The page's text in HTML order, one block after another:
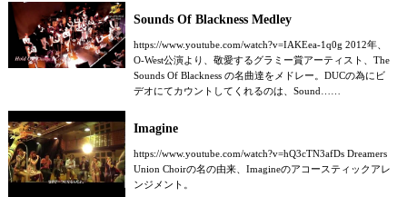
Sounds Of Blackness Medley
https://www.youtube.com/watch?v=IAKEea-1q0g 2012年、
O-West公演より、敬愛するグラミー賞アーティスト、The
Sounds Of Blackness の名曲達をメドレー。DUCの為にビ
デオにてカウントしてくれるのは、Sound……
Imagine
https://www.youtube.com/watch?v=hQ3cTN3afDs Dreamers
Union Choirの名の由来、Imagineのアコースティックアレ
ンジメント。